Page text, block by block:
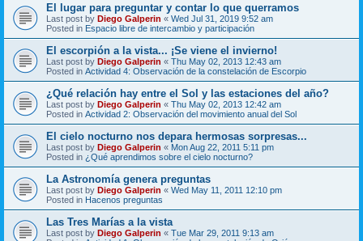
El lugar para preguntar y contar lo que querramos
Last post by Diego Galperin « Wed Jul 31, 2019 9:52 am
Posted in Espacio libre de intercambio y participación
El escorpión a la vista... ¡Se viene el invierno!
Last post by Diego Galperin « Thu May 02, 2013 12:43 am
Posted in Actividad 4: Observación de la constelación de Escorpio
¿Qué relación hay entre el Sol y las estaciones del año?
Last post by Diego Galperin « Thu May 02, 2013 12:42 am
Posted in Actividad 2: Observación del movimiento anual del Sol
El cielo nocturno nos depara hermosas sorpresas...
Last post by Diego Galperin « Mon Aug 22, 2011 5:11 pm
Posted in ¿Qué aprendimos sobre el cielo nocturno?
La Astronomía genera preguntas
Last post by Diego Galperin « Wed May 11, 2011 12:10 pm
Posted in Hacenos preguntas
Las Tres Marías a la vista
Last post by Diego Galperin « Tue Mar 29, 2011 9:13 am